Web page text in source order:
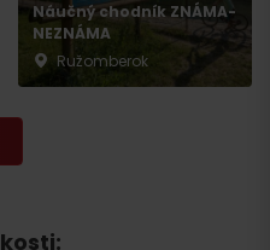
Náučný chodník ZNÁMA-
NEZNÁMA
Ružomberok